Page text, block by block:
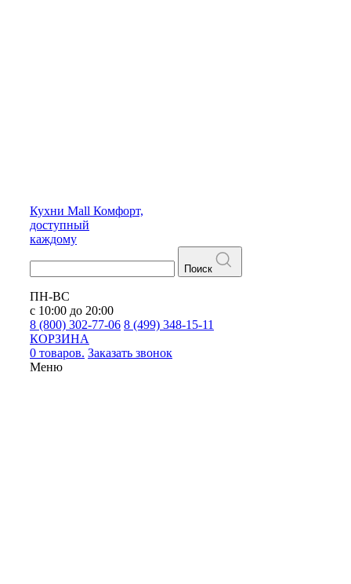
Кухни Mall Комфорт,
доступный
каждому
Поиск
ПН-ВС
с 10:00 до 20:00
8 (800) 302-77-06 8 (499) 348-15-11
КОРЗИНА
0 товаров. Заказать звонок
Меню